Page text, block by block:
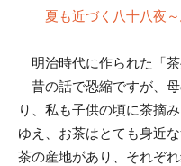
夏も近づく八十八夜～
明治時代に作られた「茶
昔の話で恐縮ですが、
り、私も子供の頃に茶摘
ゆえ、お茶はとても身近
茶の産地があり、それぞ